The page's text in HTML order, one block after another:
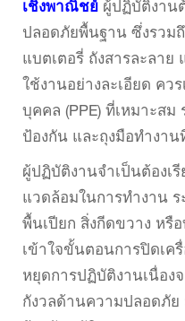
เชิงพาณิชย์ ผู้ปฏิบัติงาน
ปลอดภัยพื้นฐาน ซึ่งรวม
แบตเตอรี่ ถังสารละลาย
ใช้งานอย่างละเอียด ค
บุคคล (PPE) ที่เหมาะสม
ป้องกัน และถุงมือทำงาน
ผู้ปฏิบัติงานจำเป็นต้องเ
แวดล้อมในการทำงาน
พื้นเปียก สิ่งกีดขวาง หรื
เข้าใจขั้นตอนการปิดเค
หยุดการปฏิบัติงานเนื่อง
กังวลด้านความปลอดภั